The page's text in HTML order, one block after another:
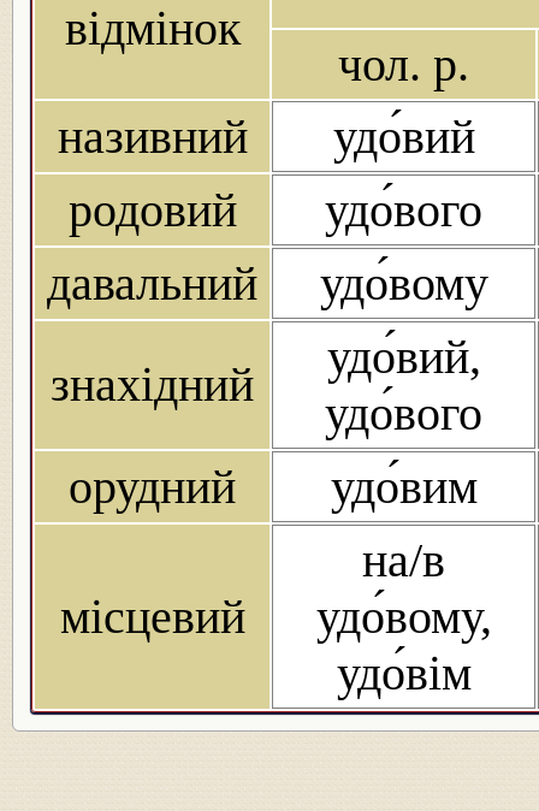
відмінок
чол. р.
називний
удо́вий
родовий
удо́вого
давальний
удо́вому
знахідний
удо́вий,
удо́вого
орудний
удо́вим
місцевий
на/в
удо́вому,
удо́вім